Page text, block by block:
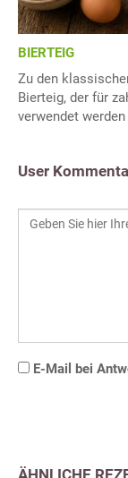
BIERTEIG
Zu den
Bierteig, der für
verwendet werden
User
E-Mail bei